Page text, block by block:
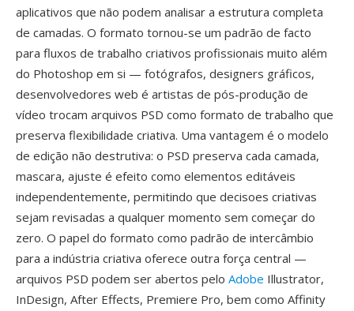
aplicativos que não podem analisar a estrutura completa
de camadas. O formato tornou-se um padrão de facto
para fluxos de trabalho criativos profissionais muito além
do Photoshop em si — fotógrafos, designers gráficos,
desenvolvedores web é artistas de pós-produção de
vídeo trocam arquivos PSD como formato de trabalho que
preserva flexibilidade criativa. Uma vantagem é o modelo
de edição não destrutiva: o PSD preserva cada camada,
mascara, ajuste é efeito como elementos editáveis
independentemente, permitindo que decisoes criativas
sejam revisadas a qualquer momento sem começar do
zero. O papel do formato como padrão de intercâmbio
para a indústria criativa oferece outra força central —
arquivos PSD podem ser abertos pelo Adobe Illustrator,
InDesign, After Effects, Premiere Pro, bem como Affinity